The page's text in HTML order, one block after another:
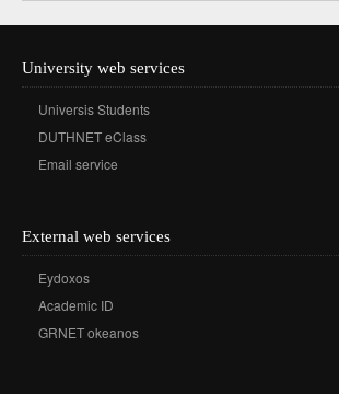
University web services
Universis Students
DUTHNET eClass
Email service
External web services
Eydoxos
Academic ID
GRNET okeanos